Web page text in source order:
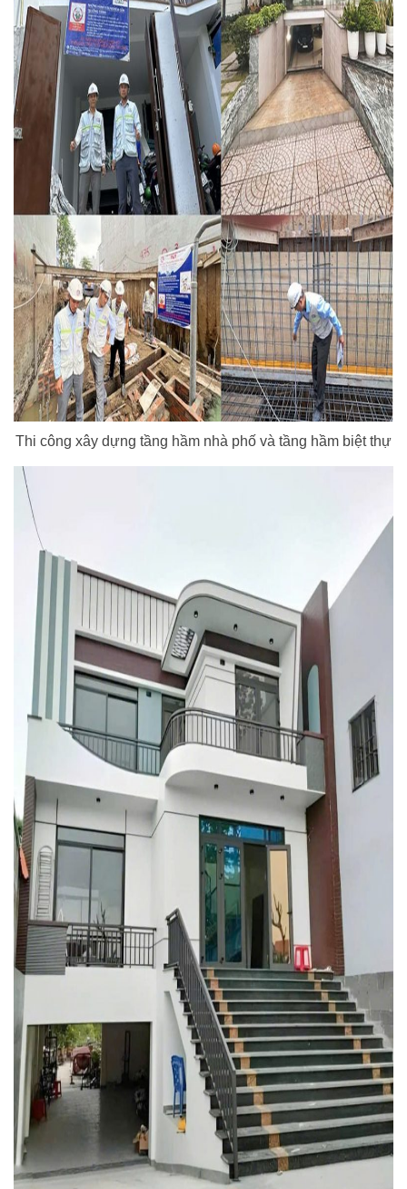
Thi công xây dựng tầng hầm nhà phố và tầng hầm biệt thự